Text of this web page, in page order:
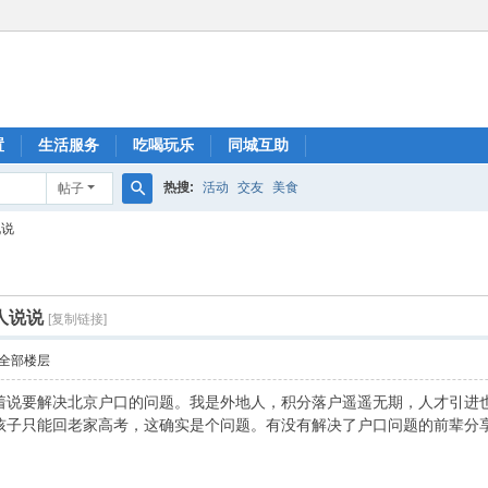
生活服务 吃喝玩乐 同城互助
帖子 热搜: 活动 交友 美食
说说 [复制链接]
部楼层
要解决北京户口的问题。我是外地人，积分落户遥遥无期，人才引
只能回老家高考，这确实是个问题。有没有解决了户口问题的前辈